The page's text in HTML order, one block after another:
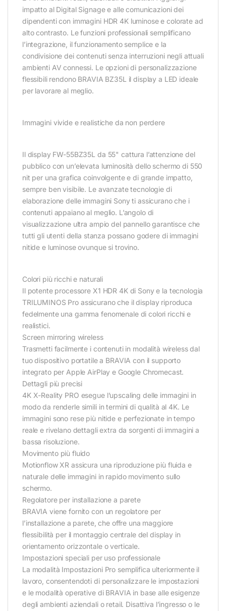
impatto al Digital Signage e alle comunicazioni dei
dipendenti con immagini HDR 4K luminose e colorate ad
alto contrasto. Le funzioni professionali semplificano
l’integrazione, il funzionamento semplice e la
condivisione dei contenuti senza interruzioni negli attuali
ambienti AV connessi. Le opzioni di personalizzazione
flessibili rendono BRAVIA BZ35L il display a LED ideale
per lavorare al meglio.
Immagini vivide e realistiche da non perdere
Il display FW-55BZ35L da 55" cattura l’attenzione del
pubblico con un’elevata luminosità dello schermo di 550
nit per una grafica coinvolgente e di grande impatto,
sempre ben visibile. Le avanzate tecnologie di
elaborazione delle immagini Sony ti assicurano che i
contenuti appaiano al meglio. L’angolo di
visualizzazione ultra ampio del pannello garantisce che
tutti gli utenti della stanza possano godere di immagini
nitide e luminose ovunque si trovino.
Colori più ricchi e naturali
Il potente processore X1 HDR 4K di Sony e la tecnologia
TRILUMINOS Pro assicurano che il display riproduca
fedelmente una gamma fenomenale di colori ricchi e
realistici.
Screen mirroring wireless
Trasmetti facilmente i contenuti in modalità wireless dal
tuo dispositivo portatile a BRAVIA con il supporto
integrato per Apple AirPlay e Google Chromecast.
Dettagli più precisi
4K X-Reality PRO esegue l’upscaling delle immagini in
modo da renderle simili in termini di qualità al 4K. Le
immagini sono rese più nitide e perfezionate in tempo
reale e rivelano dettagli extra da sorgenti di immagini a
bassa risoluzione.
Movimento più fluido
Motionflow XR assicura una riproduzione più fluida e
naturale delle immagini in rapido movimento sullo
schermo.
Regolatore per installazione a parete
BRAVIA viene fornito con un regolatore per
l’installazione a parete, che offre una maggiore
flessibilità per il montaggio centrale del display in
orientamento orizzontale o verticale.
Impostazioni speciali per uso professionale
La modalità Impostazioni Pro semplifica ulteriormente il
lavoro, consentendoti di personalizzare le impostazioni
e le modalità operative di BRAVIA in base alle esigenze
degli ambienti aziendali o retail. Disattiva l’ingresso o le